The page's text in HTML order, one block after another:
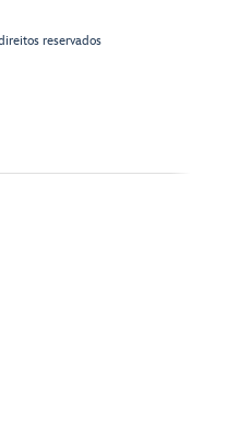
reservados